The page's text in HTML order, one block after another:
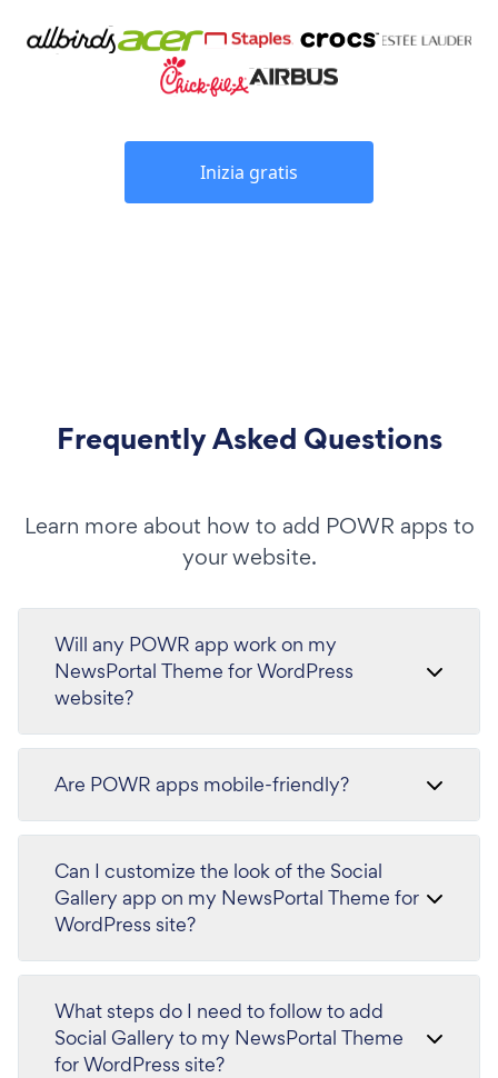
Inizia gratis
Frequently Asked Questions
Learn more about how to add POWR apps to
your website.
Will any POWR app work on my
NewsPortal Theme for WordPress
website?
Are POWR apps mobile-friendly?
Can I customize the look of the Social
Gallery app on my NewsPortal Theme for
WordPress site?
What steps do I need to follow to add
Social Gallery to my NewsPortal Theme
for WordPress site?